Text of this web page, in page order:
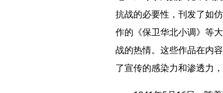
抗战的必要性，刊发了如
作的《保卫华北小调》等
战的热情。这些作品在内
了宣传的感染力和渗透力